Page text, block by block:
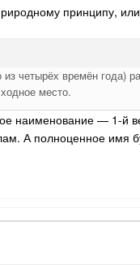
принципу,
четырёх времён года)
место.
наименование — 1-й
А полноценное имя